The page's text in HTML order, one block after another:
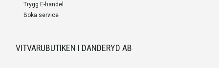
Trygg E-handel
Boka service
VITVARUBUTIKEN I DANDERYD AB